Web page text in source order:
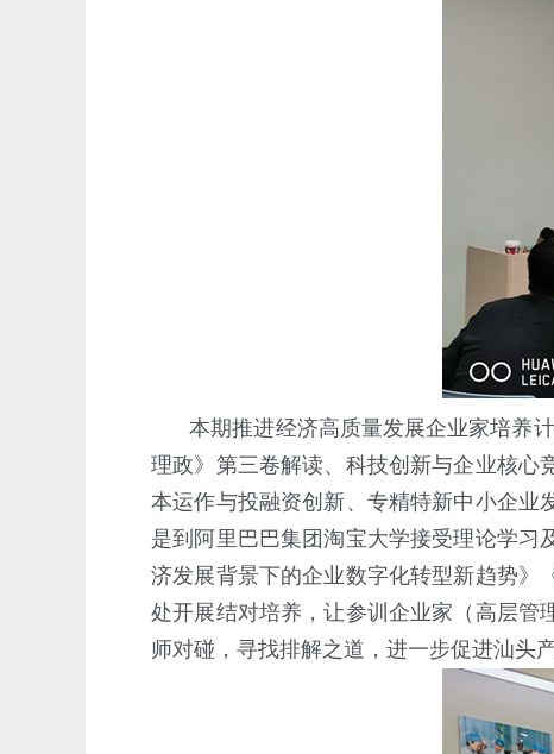
本期推进经济高质量发展企业家培养
理政》第三卷解读、科技创新与企业核心
本运作与投融资创新、专精特新中小企业
是到阿里巴巴集团淘宝大学接受理论学习
济发展背景下的企业数字化转型新趋势》
处开展结对培养，让参训企业家（高层管
师对碰，寻找排解之道，进一步促进汕头产